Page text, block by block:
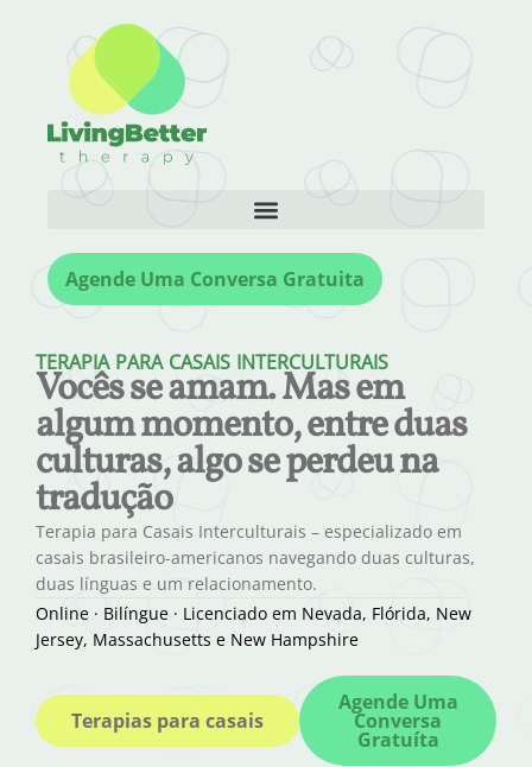
Agende Uma Conversa Gratuita
TERAPIA PARA CASAIS INTERCULTURAIS
Vocês se amam. Mas em
algum momento, entre duas
culturas, algo se perdeu na
tradução
Terapia para Casais Interculturais – especializado em
casais brasileiro-americanos navegando duas culturas,
duas línguas e um relacionamento.
Online · Bilíngue · Licenciado em Nevada, Flórida, New
Jersey, Massachusetts e New Hampshire
Terapias para casais
Agende Uma
Conversa
Gratuíta